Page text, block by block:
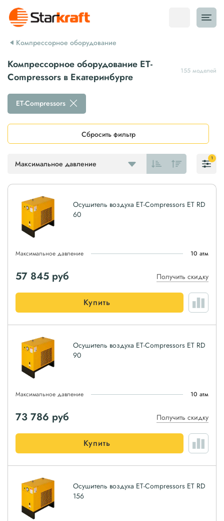
Компрессорное оборудование
Компрессорное оборудование ET-
Compressors в Екатеринбурге
155 моделей
Максимальное давление
ET-Compressors
Сбросить фильтр
1
Осушитель воздуха ET-Compressors ET RD
60
Максимальное давление 10 атм
57 845 руб Получить скидку
Купить
Осушитель воздуха ET-Compressors ET RD
90
Максимальное давление 10 атм
73 786 руб Получить скидку
Купить
Осушитель воздуха ET-Compressors ET RD
156